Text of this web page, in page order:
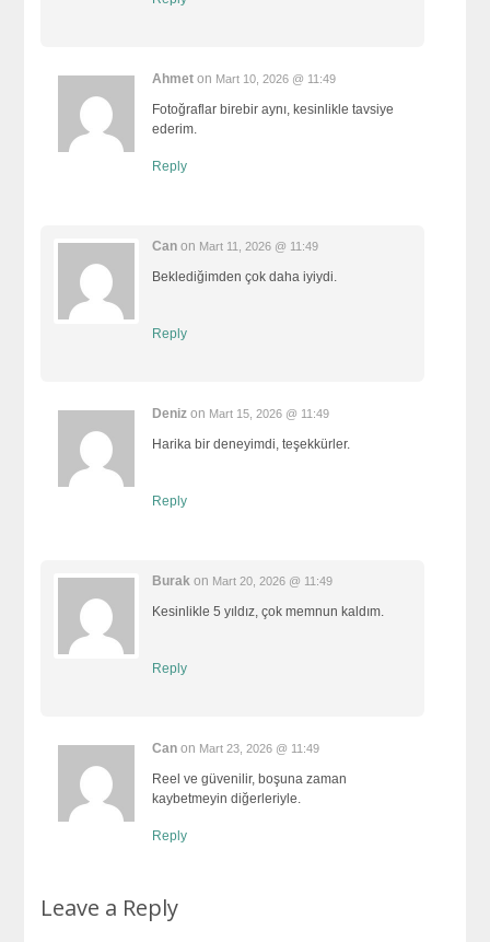
Ahmet on Mart 10, 2026 @ 11:49
Fotoğraflar birebir aynı, kesinlikle tavsiye
ederim.
Reply
Can on Mart 11, 2026 @ 11:49
Beklediğimden çok daha iyiydi.
Reply
Deniz on Mart 15, 2026 @ 11:49
Harika bir deneyimdi, teşekkürler.
Reply
Burak on Mart 20, 2026 @ 11:49
Kesinlikle 5 yıldız, çok memnun kaldım.
Reply
Can on Mart 23, 2026 @ 11:49
Reel ve güvenilir, boşuna zaman
kaybetmeyin diğerleriyle.
Reply
Leave a Reply